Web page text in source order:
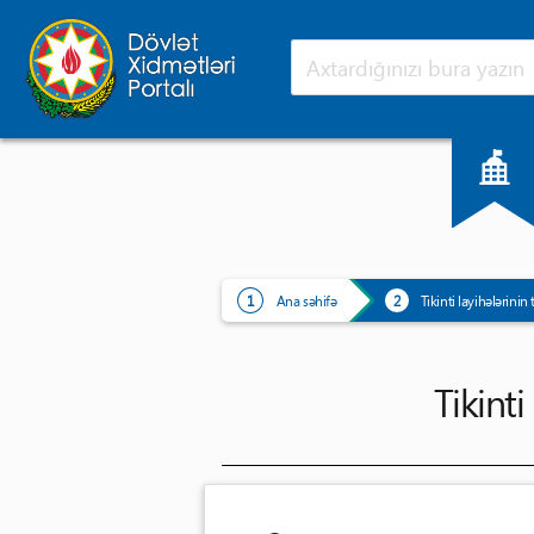
Ana səhifə Yeniliklər
Ana səhifə Tikinti layihələrinin
Tikinti